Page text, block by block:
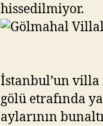
hissedilmiyor.
İstanbul’un
gölü etrafında
aylarının